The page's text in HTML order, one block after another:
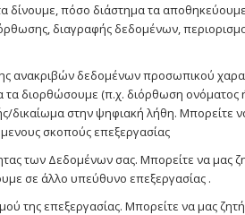
δίνουμε, πόσο διάστημα τα
διαγραφής δεδομένων,
ανακριβών δεδομένων προσωπικού
τα διορθώσουμε (π.χ. διόρθωση
δικαίωμα στην ψηφιακή λήθη. Μπορείτε
σκοπούς επεξεργασίας
των Δεδομένων σας. Μπορείτε να μας
σε άλλο υπεύθυνο επεξεργασίας .
της επεξεργασίας. Μπορείτε να μας